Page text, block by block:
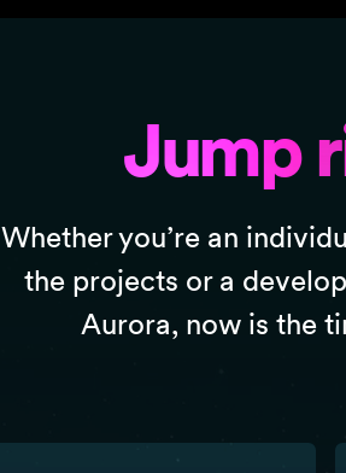
Jump
Whether you’re an
the projects or a
Aurora, now is the